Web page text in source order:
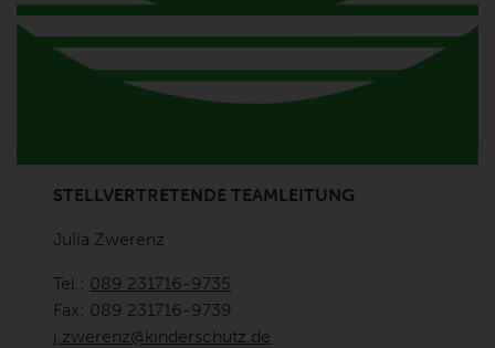
STELLVERTRETENDE TEAMLEITUNG
Julia Zwerenz
Tel.: 089 231716-9735
Fax: 089 231716-9739
j.zwerenz@kinderschutz.de